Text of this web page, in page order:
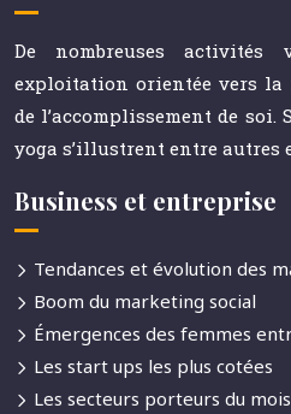
De nombreuses activités
exploitation orientée vers la
de l’accomplissement de soi.
yoga s’illustrent entre autres
Business et entreprise
Tendances et évolution des
Boom du marketing social
Émergences des femmes
Les start ups les plus cotées
Les secteurs porteurs du mois